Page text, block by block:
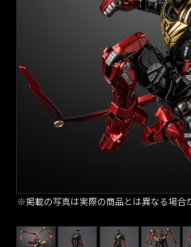
※掲載の写真は実際の商品とは異なる場合